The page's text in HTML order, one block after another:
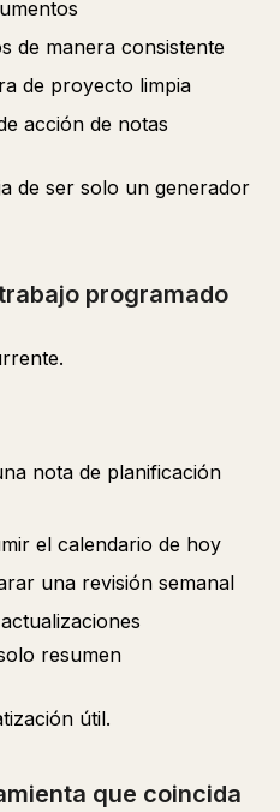
de manera consistente
de proyecto limpia
acción de notas
de ser solo un generador
programado
nota de planificación
el calendario de hoy
una revisión semanal
resumen
útil.
que coincida